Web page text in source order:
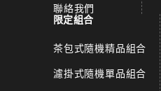
聯絡我們
限定組合
茶包式隨機精品組合
濾掛式隨機單品組合